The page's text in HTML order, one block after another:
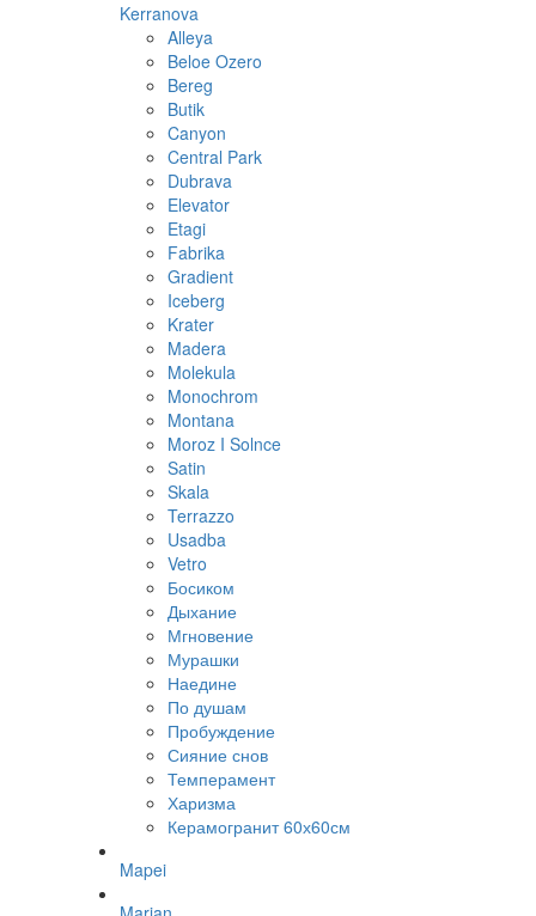
Kerranova
Alleya
Beloe Ozero
Bereg
Butik
Canyon
Central Park
Dubrava
Elevator
Etagi
Fabrika
Gradient
Iceberg
Krater
Madera
Molekula
Monochrom
Montana
Moroz I Solnce
Satin
Skala
Terrazzo
Usadba
Vetro
Босиком
Дыхание
Мгновение
Мурашки
Наедине
По душам
Пробуждение
Сияние снов
Темперамент
Харизма
Керамогранит 60х60см
Mapei